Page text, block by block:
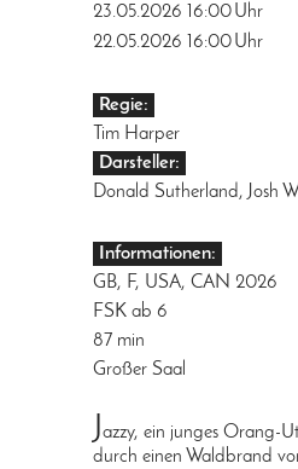
23.05.2026
16:00Uhr
22.05.2026
16:00Uhr
Regie:
Tim Harper
Darsteller:
Donald Sutherland, Josh
Informationen:
GB, F, USA, CAN 2026
FSK ab 6
87 min
Großer Saal
Jazzy, ein junges Orang-
durch einen Waldbrand